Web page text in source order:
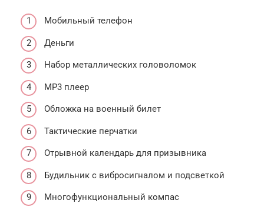
Мобильный телефон
Деньги
Набор металлических головоломок
МР3 плеер
Обложка на военный билет
Тактические перчатки
Отрывной календарь для призывника
Будильник с вибросигналом и подсветкой
Многофункциональный компас